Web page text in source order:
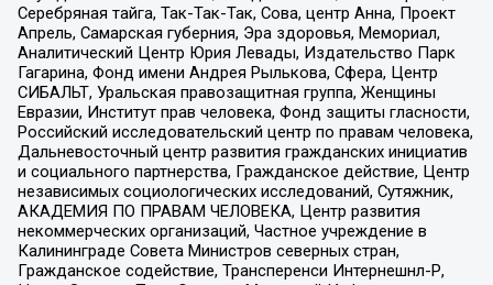
Серебряная тайга, Так-Так-Так, Сова, центр Анна, Проект
Апрель, Самарская губерния, Эра здоровья, Мемориал,
Аналитический Центр Юрия Левады, Издательство Парк
Гагарина, Фонд имени Андрея Рылькова, Сфера, Центр
СИБАЛЬТ, Уральская правозащитная группа, Женщины
Евразии, Институт прав человека, Фонд защиты гласности,
Российский исследовательский центр по правам человека,
Дальневосточный центр развития гражданских инициатив
и социального партнерства, Гражданское действие, Центр
независимых социологических исследований, Сутяжник,
АКАДЕМИЯ ПО ПРАВАМ ЧЕЛОВЕКА, Центр развития
некоммерческих организаций, Частное учреждение в
Калининграде Совета Министров северных стран,
Гражданское содействие, Трансперенси Интернешнл-Р,